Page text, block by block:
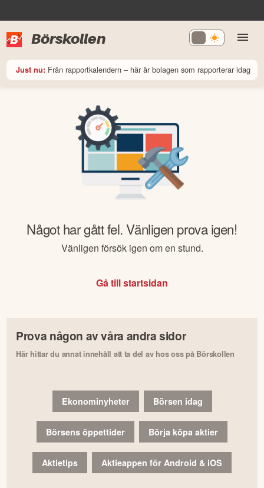
Börskollen
Just nu: Från rapportkalendern – här är bolagen som rapporterar idag
Något har gått fel. Vänligen prova igen!
Vänligen försök igen om en stund.
Gå till startsidan
Prova någon av våra andra sidor
Här hittar du annat innehåll att ta del av hos oss på Börskollen
Ekonominyheter Börsen idag
Börsens öppettider Börja köpa aktier
Aktietips Aktieappen för Android & iOS